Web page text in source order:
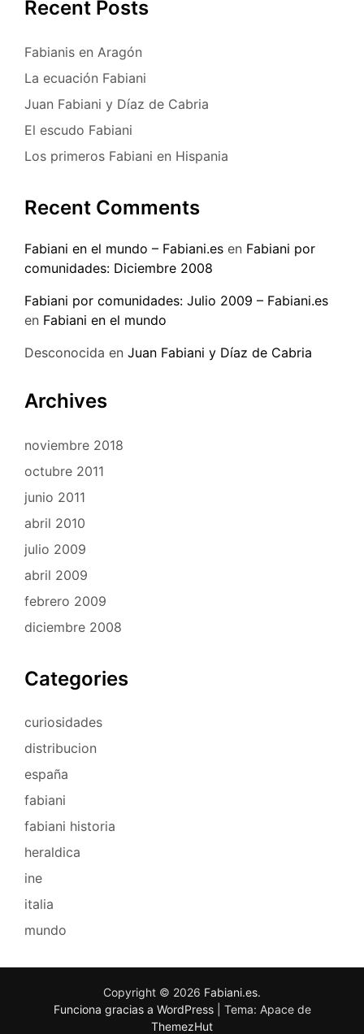
Recent Posts
Fabianis en Aragón
La ecuación Fabiani
Juan Fabiani y Díaz de Cabria
El escudo Fabiani
Los primeros Fabiani en Hispania
Recent Comments
Fabiani en el mundo – Fabiani.es en Fabiani por
comunidades: Diciembre 2008
Fabiani por comunidades: Julio 2009 – Fabiani.es
en Fabiani en el mundo
Desconocida en Juan Fabiani y Díaz de Cabria
Archives
noviembre 2018
octubre 2011
junio 2011
abril 2010
julio 2009
abril 2009
febrero 2009
diciembre 2008
Categories
curiosidades
distribucion
españa
fabiani
fabiani historia
heraldica
ine
italia
mundo
Copyright © 2026 Fabiani.es.
Funciona gracias a WordPress
Tema: Apace de
ThemezHut